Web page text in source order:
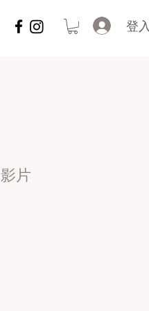
登
影片